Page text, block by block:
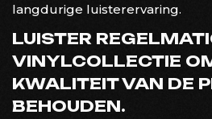
langdurige luisterervaring.
LUISTER
VINYLCOLLECTIE
KWALITEIT VAN DE
BEHOUDEN.